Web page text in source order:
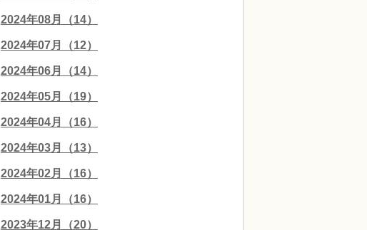
2024年08月（14）
2024年07月（12）
2024年06月（14）
2024年05月（19）
2024年04月（16）
2024年03月（13）
2024年02月（16）
2024年01月（16）
2023年12月（20）